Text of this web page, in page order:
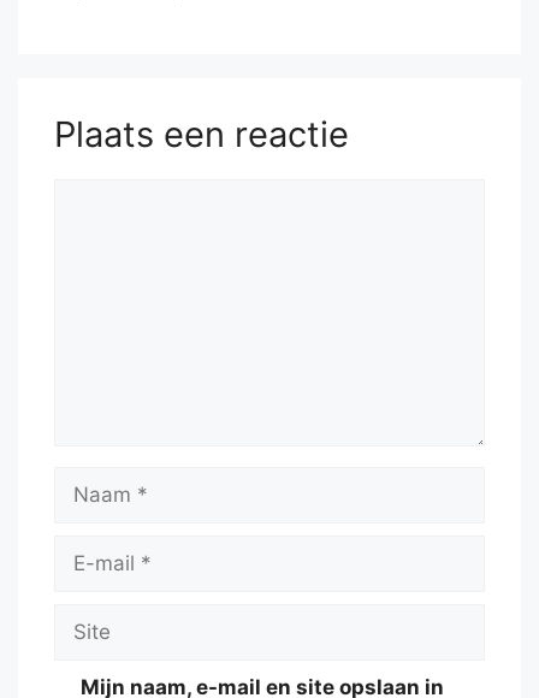
Plaats een reactie
Naam
Site
Mijn naam, e-mail en site opslaan in